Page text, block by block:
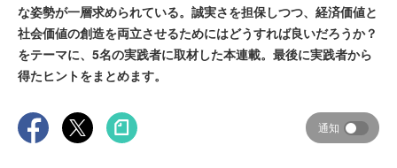
な姿勢が一層求められている。誠実さを担保しつつ、経済価値と
社会価値の創造を両立させるためにはどうすれば良いだろうか？
をテーマに、5名の実践者に取材した本連載。最後に実践者から
得たヒントをまとめます。
通知